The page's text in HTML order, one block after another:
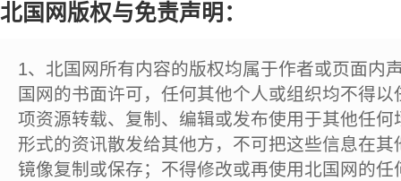
北国网版权与免责声明：
1、北国网所有内容的版权均属于作者或页面内
国网的书面许可，任何其他个人或组织均不得
项资源转载、复制、编辑或发布使用于其他任
形式的资讯散发给其他方，不可把这些信息在
镜像复制或保存；不得修改或再使用北国网的